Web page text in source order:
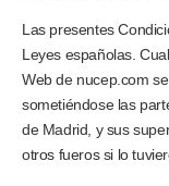
Las presentes
Leyes españolas.
Web de nucep.com
sometiéndose las
de Madrid, y sus
otros fueros si lo